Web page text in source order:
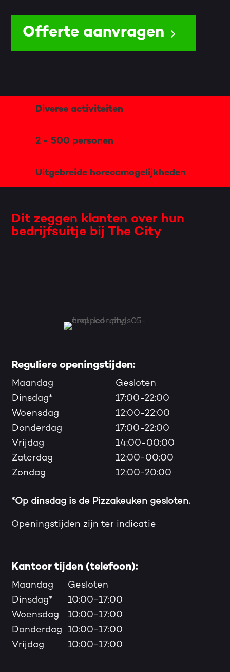
Offerte aanvragen
Diverse activiteiten
2 - 500 personen
Uitgebreide horecamogelijkheden
Dit zeggen klanten over hun
bedrijfsuitje bij The City
Reguliere openingstijden:
Maandag
Gesloten
Dinsdag*
17:00-22:00
Woensdag
12:00-22:00
Donderdag
17:00-22:00
Vrijdag
14:00-00:00
Zaterdag
12:00-00:00
Zondag
12:00-20:00
*Op dinsdag is de Pizzakeuken gesloten.
Openingstijden zijn ter indicatie
Kantoor tijden (telefoon):
Maandag
Gesloten
Dinsdag*
10:00-17:00
Woensdag
10:00-17:00
Donderdag
10:00-17:00
Vrijdag
10:00-17:00